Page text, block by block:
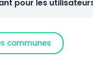
pour les
communes